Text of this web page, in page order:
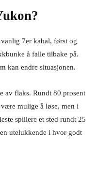
7er kabal, først og
å falle tilbake på.
kan endre situasjonen.
av flaks. Rundt 80 prosent
mulige å løse, men i
spillere et sted rundt 25
utelukkende i hvor godt